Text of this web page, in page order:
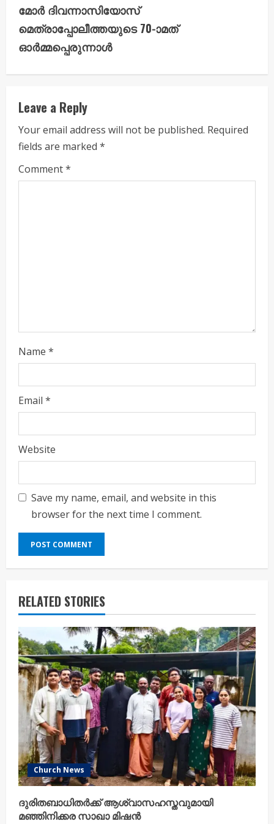
e
R
e
a
d
i
n
മോർ ദിവന്നാസിയോസ്
മെത്രാപ്പോലീത്തയുടെ 70-ാമത്
ഓർമ്മപ്പെരുന്നാൾ
Leave a Reply
Your email address will not be published. Required
fields are marked *
Comment*
Name *
Email *
Website
Save my name, email, and website in this
browser for the next time I comment.
RELATED STORIES
Church News
ദുരിതബാധിതർക്ക് ആശ്വാസഹസ്തവുമായി
മഞ്ഞിനിക്കര സാഖാ മിഷൻ